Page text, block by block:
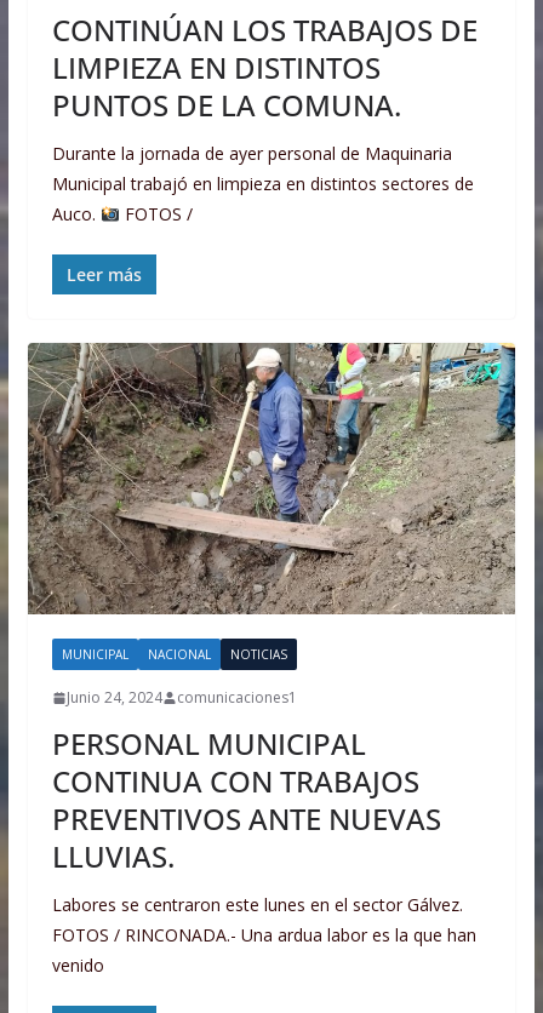
CONTINÚAN LOS TRABAJOS DE
LIMPIEZA EN DISTINTOS
PUNTOS DE LA COMUNA.
Durante la jornada de ayer personal de Maquinaria
Municipal trabajó en limpieza en distintos sectores de
Auco.
FOTOS /
Leer más
MUNICIPAL NACIONAL NOTICIAS
Junio 24, 2024 comunicaciones1
PERSONAL MUNICIPAL
CONTINUA CON TRABAJOS
PREVENTIVOS ANTE NUEVAS
LLUVIAS.
Labores se centraron este lunes en el sector Gálvez.
FOTOS / RINCONADA.- Una ardua labor es la que han
venido